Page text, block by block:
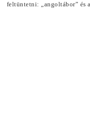
feltüntetni: „angoltábor” és